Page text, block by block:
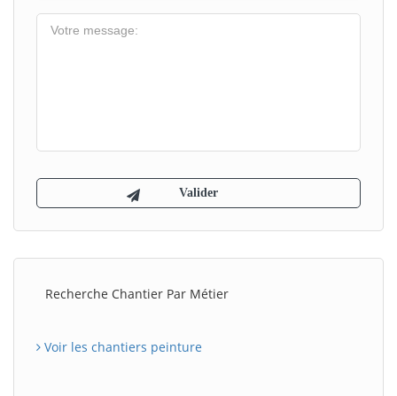
Recherche Chantier Par Métier
Voir les chantiers peinture